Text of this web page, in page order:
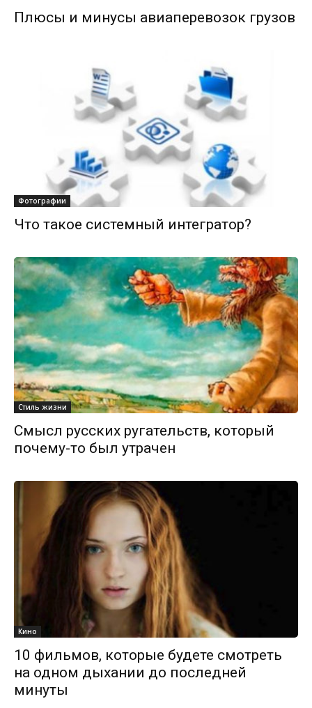
Плюсы и минусы авиаперевозок грузов
Фотографии
Что такое системный интегратор?
Стиль жизни
Смысл русских ругательств, который
почему-то был утрачен
Кино
10 фильмов, которые будете смотреть
на одном дыхании до последней
минуты